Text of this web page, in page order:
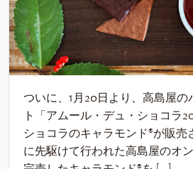
ついに、1月20日より、高島屋の
ト「アムール・デュ・ショコラ
ショコラのキャラモンド®が販売
に先駆けて行われた高島屋のオ